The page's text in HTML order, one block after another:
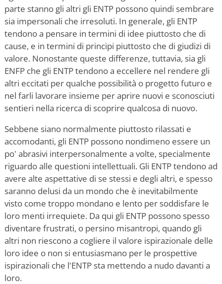
parte stanno gli altri gli ENTP possono quindi sembrare
sia impersonali che irresoluti. In generale, gli ENTP
tendono a pensare in termini di idee piuttosto che di
cause, e in termini di principi piuttosto che di giudizi di
valore. Nonostante queste differenze, tuttavia, sia gli
ENFP che gli ENTP tendono a eccellere nel rendere gli
altri eccitati per qualche possibilità o progetto futuro e
nel farli lavorare insieme per aprire nuovi e sconosciuti
sentieri nella ricerca di scoprire qualcosa di nuovo.
Sebbene siano normalmente piuttosto rilassati e
accomodanti, gli ENTP possono nondimeno essere un
po' abrasivi interpersonalmente a volte, specialmente
riguardo alle questioni intellettuali. Gli ENTP tendono ad
avere alte aspettative di se stessi e degli altri, e spesso
saranno delusi da un mondo che è inevitabilmente
visto come troppo mondano e lento per soddisfare le
loro menti irrequiete. Da qui gli ENTP possono spesso
diventare frustrati, o persino misantropi, quando gli
altri non riescono a cogliere il valore ispirazionale delle
loro idee o non si entusiasmano per le prospettive
ispirazionali che l'ENTP sta mettendo a nudo davanti a
loro.